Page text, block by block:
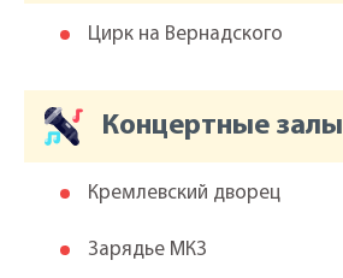
Цирк на Вернадского
Концертные залы
Кремлевский дворец
Зарядье МКЗ